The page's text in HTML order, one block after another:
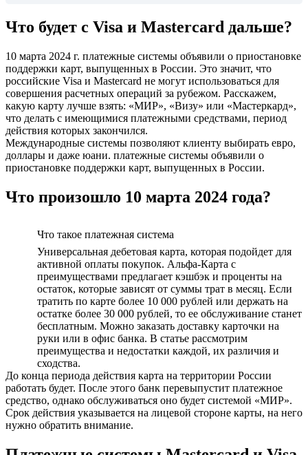
Что будет с Visa и Mastercard дальше?
10 марта 2024 г. платежные системы объявили о приостановке
поддержки карт, выпущенных в России. Это значит, что
российские Visa и Mastercard не могут использоваться для
совершения расчетных операций за рубежом. Расскажем,
какую карту лучше взять: «МИР», «Визу» или «Мастеркард»,
что делать с имеющимися платежными средствами, период
действия которых закончился.
Международные системы позволяют клиенту выбирать евро,
доллары и даже юани. платежные системы объявили о
приостановке поддержки карт, выпущенных в России.
Что произошло 10 марта 2024 года?
Что такое платежная система
Универсальная дебетовая карта, которая подойдет для
активной оплаты покупок. Альфа-Карта с
преимуществами предлагает кэшбэк и проценты на
остаток, которые зависят от суммы трат в месяц. Если
тратить по карте более 10 000 рублей или держать на
остатке более 30 000 рублей, то ее обслуживание станет
бесплатным. Можно заказать доставку карточки на
руки или в офис банка. В статье рассмотрим
преимущества и недостатки каждой, их различия и
сходства.
До конца периода действия карта на территории России
работать будет. После этого банк перевыпустит платежное
средство, однако обслуживаться оно будет системой «МИР».
Срок действия указывается на лицевой стороне карты, на него
нужно обратить внимание.